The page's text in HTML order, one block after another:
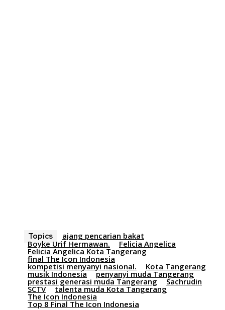
Topics
ajang pencarian bakat
Boyke Urif Hermawan.
Felicia Angelica
Felicia Angelica Kota Tangerang
final The Icon Indonesia
kompetisi menyanyi nasional. Kota Tangerang
musik Indonesia penyanyi muda Tangerang
prestasi generasi muda Tangerang Sachrudin
SCTV talenta muda Kota Tangerang
The Icon Indonesia
Top 8 Final The Icon Indonesia